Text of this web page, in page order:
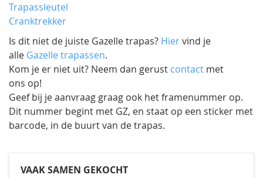
Trapassleutel
Cranktrekker
Is dit niet de juiste Gazelle trapas? Hiervind je
alle Gazelle trapassen.
Kom je er niet uit? Neem dan gerust contact met
ons op!
Geef bij je aanvraag graag ook het framenummer op.
Dit nummer begint met GZ, en staat op een sticker met
barcode, in de buurt van de trapas.
VAAK SAMEN GEKOCHT